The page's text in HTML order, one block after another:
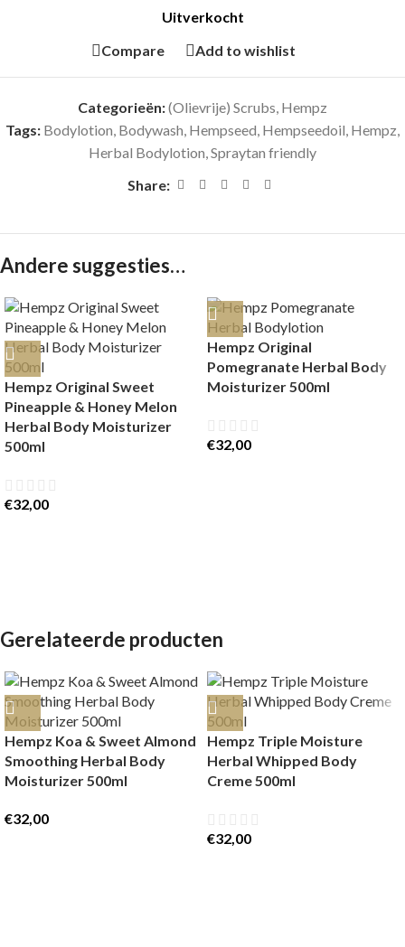
Uitverkocht
Compare
Add to wishlist
Categorieën:(Olievrije) Scrubs, Hempz
Tags: Bodylotion, Bodywash, Hempseed, Hempseedoil, Hempz,
Herbal Bodylotion,Spraytan friendly
Share:
Andere suggesties…
Hempz Original Sweet
Pineapple & Honey Melon
Herbal Body Moisturizer
500ml
€32,00
Hempz Original
Pomegranate Herbal Body
Moisturizer 500ml
€32,00
Gerelateerde producten
Hempz Koa & Sweet Almond
Smoothing Herbal Body
Moisturizer 500ml
€32,00
Hempz Triple Moisture
Herbal Whipped Body
Creme 500ml
€32,00